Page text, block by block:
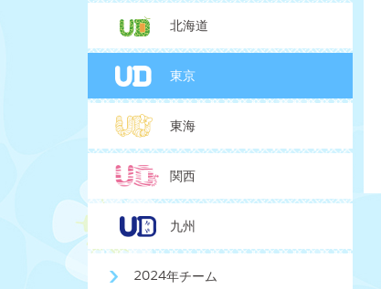
北海道
東京
東海
関西
九州
2024年チーム